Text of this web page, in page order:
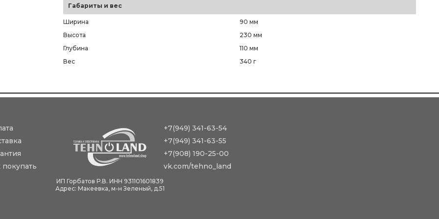
Габариты и вес
Ширина
90 мм
Высота
230 мм
Глубина
110 мм
Вес
340 г
покупать
+7(949) 341-63-54
+7(949) 341-63-55
+7(908) 190-25-00
vk.com/tehno_land
ИП Горбатов Р.В. ИНН 931101601839
Адрес: Макеевка, м-н Зеленый, д.51